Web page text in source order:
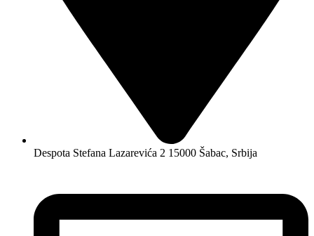
Despota Stefana Lazarevića 2 15000 Šabac, Srbija